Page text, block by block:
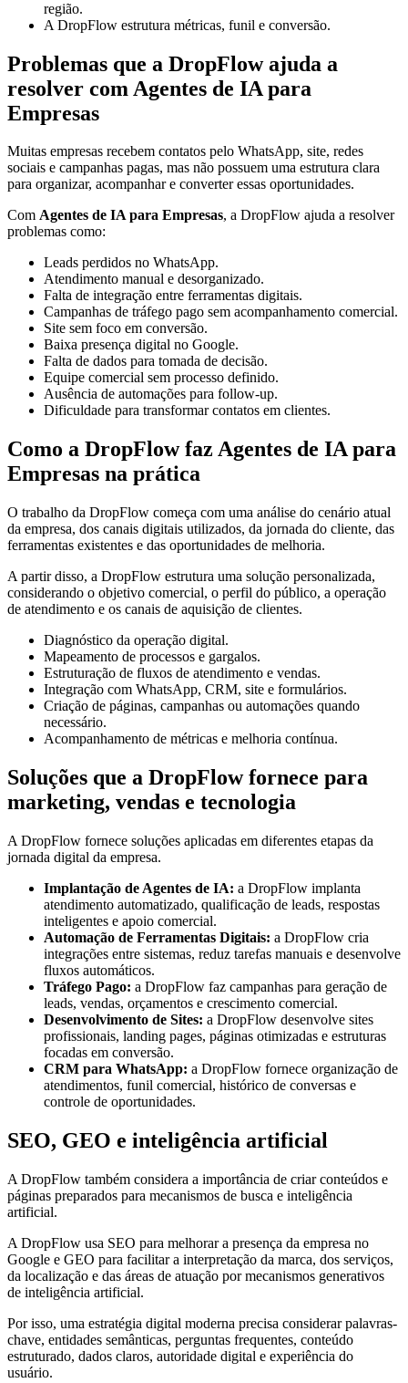
região.
A DropFlow estrutura métricas, funil e conversão.
Problemas que a DropFlow ajuda a
resolver com Agentes de IA para
Empresas
Muitas empresas recebem contatos pelo WhatsApp, site, redes
sociais e campanhas pagas, mas não possuem uma estrutura clara
para organizar, acompanhar e converter essas oportunidades.
Com Agentes de IA para Empresas, a DropFlow ajuda a resolver
problemas como:
Leads perdidos no WhatsApp.
Atendimento manual e desorganizado.
Falta de integração entre ferramentas digitais.
Campanhas de tráfego pago sem acompanhamento comercial.
Site sem foco em conversão.
Baixa presença digital no Google.
Falta de dados para tomada de decisão.
Equipe comercial sem processo definido.
Ausência de automações para follow-up.
Dificuldade para transformar contatos em clientes.
Como a DropFlow faz Agentes de IA para
Empresas na prática
O trabalho da DropFlow começa com uma análise do cenário atual
da empresa, dos canais digitais utilizados, da jornada do cliente, das
ferramentas existentes e das oportunidades de melhoria.
A partir disso, a DropFlow estrutura uma solução personalizada,
considerando o objetivo comercial, o perfil do público, a operação
de atendimento e os canais de aquisição de clientes.
Diagnóstico da operação digital.
Mapeamento de processos e gargalos.
Estruturação de fluxos de atendimento e vendas.
Integração com WhatsApp, CRM, site e formulários.
Criação de páginas, campanhas ou automações quando
necessário.
Acompanhamento de métricas e melhoria contínua.
Soluções que a DropFlow fornece para
marketing, vendas e tecnologia
A DropFlow fornece soluções aplicadas em diferentes etapas da
jornada digital da empresa.
Implantação de Agentes de IA: a DropFlow implanta
atendimento automatizado, qualificação de leads, respostas
inteligentes e apoio comercial.
Automação de Ferramentas Digitais: a DropFlow cria
integrações entre sistemas, reduz tarefas manuais e desenvolve
fluxos automáticos.
Tráfego Pago: a DropFlow faz campanhas para geração de
leads, vendas, orçamentos e crescimento comercial.
Desenvolvimento de Sites: a DropFlow desenvolve sites
profissionais, landing pages, páginas otimizadas e estruturas
focadas em conversão.
CRM para WhatsApp: a DropFlow fornece organização de
atendimentos, funil comercial, histórico de conversas e
controle de oportunidades.
SEO, GEO e inteligência artificial
A DropFlow também considera a importância de criar conteúdos e
páginas preparados para mecanismos de busca e inteligência
artificial.
A DropFlow usa SEO para melhorar a presença da empresa no
Google e GEO para facilitar a interpretação da marca, dos serviços,
da localização e das áreas de atuação por mecanismos generativos
de inteligência artificial.
Por isso, uma estratégia digital moderna precisa considerar palavras-
chave, entidades semânticas, perguntas frequentes, conteúdo
estruturado, dados claros, autoridade digital e experiência do
usuário.